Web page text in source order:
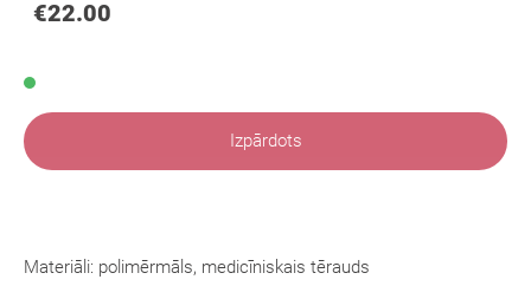
€22.00
Izpārdots
Materiāli: polimērmāls, medicīniskais tērauds